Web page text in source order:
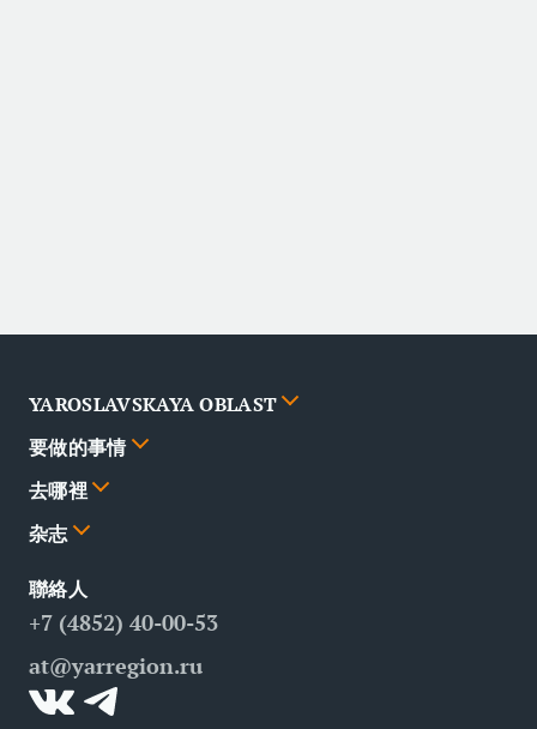
YAROSLAVSKAYA OBLAST
城市
新闻
夥伴
问答
联系人
要做的事情
功能
路線
景点
去哪裡
剧照
餐廳
杂志
商务旅游
医疗旅游
可用环境
聯絡人
+7 (4852) 40-00-53
at@yarregion.ru